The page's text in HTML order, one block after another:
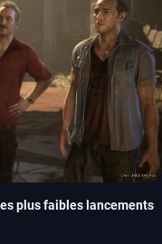
plus faibles lancements